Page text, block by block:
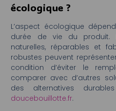
écologique ?
L’aspect écologique
durée de vie du produit.
naturelles, réparables et
robustes peuvent
condition d’éviter le
comparer avec d’autres
des alternatives
doucebouillotte.fr.